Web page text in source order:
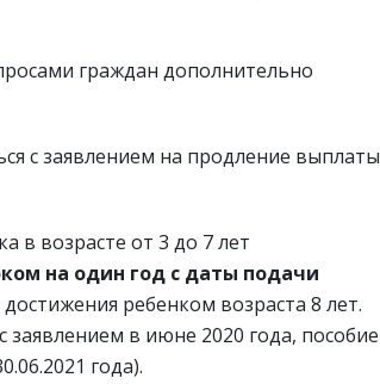
граждан дополнительно
с заявлением на продление выплаты
в возрасте от 3 до 7 лет
на один год с даты подачи
ребенком возраста 8 лет.
заявлением в июне 2020 года, пособие
года).